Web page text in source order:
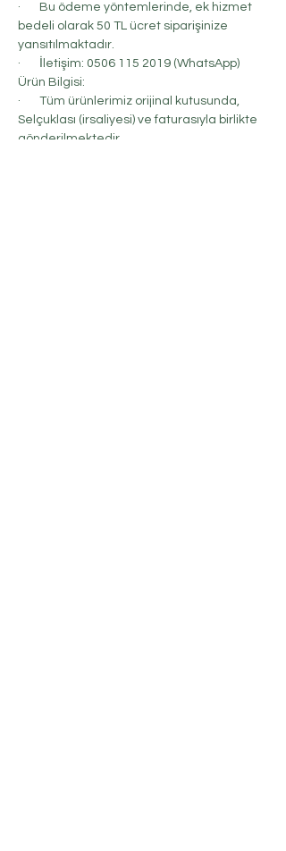
· Bu ödeme yöntemlerinde, ek hizmet
bedeli olarak 50 TL ücret siparişinize
yansıtılmaktadır.
· İletişim: 0506 115 2019 (WhatsApp)
Ürün Bilgisi:
· Tüm ürünlerimiz orijinal kutusunda,
Selçuklası (irsaliyesi) ve faturasıyla birlikte
gönderilmektedir.